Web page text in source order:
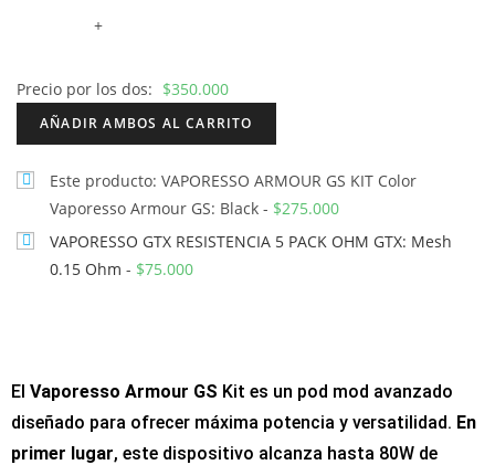
+
Precio por los dos: $350.000
AÑADIR AMBOS AL CARRITO
Este producto: VAPORESSO ARMOUR GS KIT Color
Vaporesso Armour GS: Black - $275.000
VAPORESSO GTX RESISTENCIA 5 PACK OHM GTX: Mesh
0.15 Ohm - $75.000
El Vaporesso Armour GS Kit es un pod mod avanzado
diseñado para ofrecer máxima potencia y versatilidad. En
primer lugar, este dispositivo alcanza hasta 80W de